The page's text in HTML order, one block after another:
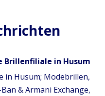
Brillenfiliale in Husum
in Husum; Modebrillen,
& Armani Exchange,